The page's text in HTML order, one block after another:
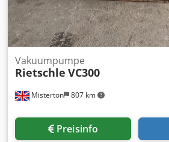
Misterton 807 km
Vakuumpumpe
Rietschle VC300
Preisinfo